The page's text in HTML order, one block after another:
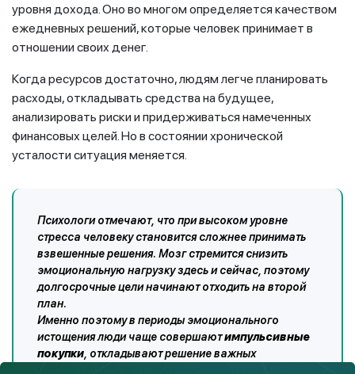
уровня дохода. Оно во многом определяется качеством
ежедневных решений, которые человек принимает в
отношении своих денег.
Когда ресурсов достаточно, людям легче планировать
расходы, откладывать средства на будущее,
анализировать риски и придерживаться намеченных
финансовых целей. Но в состоянии хронической
усталости ситуация меняется.
Психологи отмечают, что при высоком уровне
стресса человеку становится сложнее принимать
взвешенные решения. Мозг стремится снизить
эмоциональную нагрузку здесь и сейчас, поэтому
долгосрочные цели начинают отходить на второй
план.
Именно поэтому в периоды эмоционального
истощения люди чаще совершаютимпульсивные
покупки , откладывают решение важных